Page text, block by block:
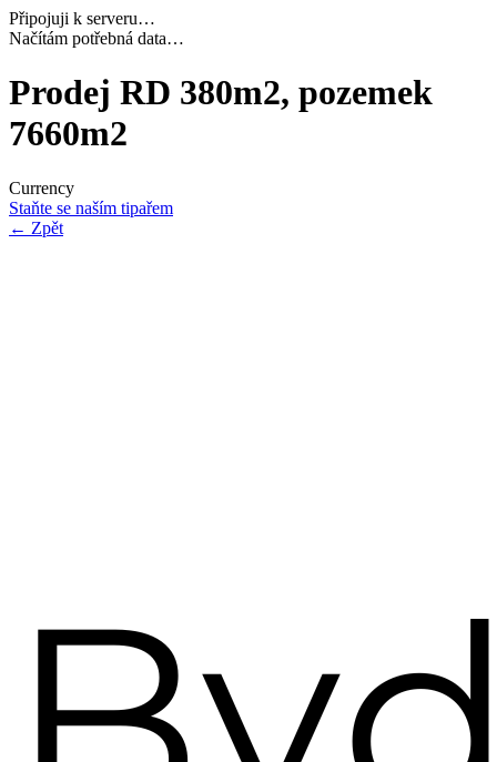
Připojuji k serveru…
Dokončuji inicializaci…
Prodej RD 380m2, pozemek
7660m2
Currency
Staňte se naším tipařem
← Zpět